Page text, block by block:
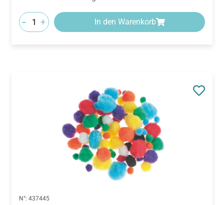
- + In den Warenkorb
N°: 437445